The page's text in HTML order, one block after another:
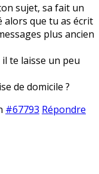
sujet, sa fait un
alors que tu as écrit
plus ancien
te laisse un peu
de domicile ?
#67793 Répondre